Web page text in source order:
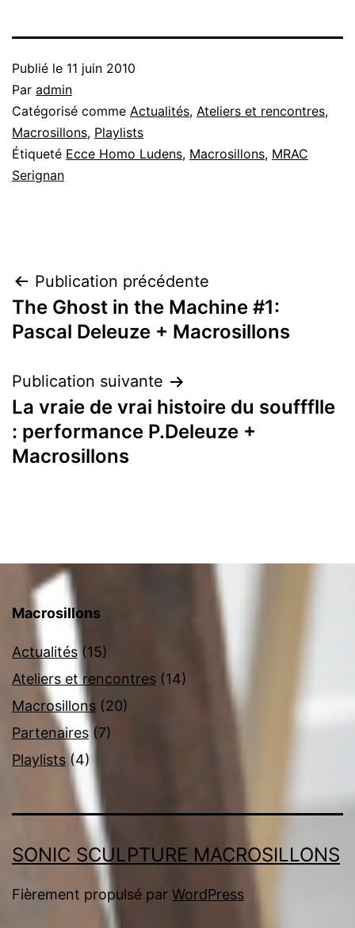
Publié le 11 juin 2010
Par admin
Catégorisé comme Actualités, Ateliers et rencontres,
Macrosillons, Playlists
Étiqueté Ecce Homo Ludens, Macrosillons, MRAC
Serignan
Navigation
de
Publication précédente
The Ghost in the Machine #1:
Pascal Deleuze + Macrosillons
Publication suivante
La vraie de vrai histoire du souffflle
: performance P.Deleuze +
Macrosillons
Macrosillons
Actualités(15)
Ateliers et rencontres (14)
Macrosillons (20)
Partenaires (7)
Playlists(4)
SONIC SCULPTURE MACROSILLONS
Fièrement propulsé par WordPress